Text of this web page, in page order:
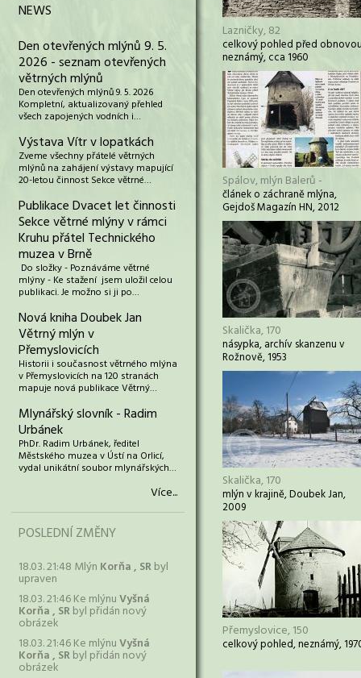
NEWS
Den otevřených mlýnů 9. 5.
2026 - seznam otevřených
větrných mlýnů
Den otevřených mlýnů 9. 5. 2026
Kompletní, aktualizovaný přehled
všech zapojených vodních i…
Výstava Vítr v lopatkách
Zveme všechny přátelé větrných
mlýnů na zahájení výstavy mapující
20-letou činnost Sekce větrné…
Publikace Dvacet let činnosti
Sekce větrné mlýny v rámci
Kruhu přátel Technického
muzea v Brně
Do složky - Poznáváme větrné
mlýny - Ke stažení jsem uložil celou
publikaci. Je možno si ji po…
Nová kniha Doubek Jan
Větrný mlýn v
Přemyslovicích
Historii i současnost větrného mlýna
v Přemyslovicích na 120 stranách
mapuje nová publikace Větrný…
Mlynářský slovník - Radim
Urbánek
PhDr. Radim Urbánek, ředitel
Městského muzea v Ústí na Orlicí,
vydal unikátní soubor mlynářských…
Více...
POSLEDNÍ ZMĚNY
18.03. 21:48 Mlýn Korňa , SRbyl
upraven
18.03. 21:46 Ke mlýnuVyšná
Korňa , SRbyl přidán nový
obrázek
18.03. 21:46 Ke mlýnuVyšná
Korňa , SRbyl přidán nový
obrázek
Lazničky, 82
celkový pohled před
neznámý, cca 1960
Spálov, mlýn Balerů -
článek o záchraně mlýna,
Gejdoš Magazín HN, 2012
Skalička, 170
násypka, archív skanzenu v
Rožnově, 1953
Skalička, 170
mlýn v krajině, Doubek Jan,
2009
Přemyslovice, 150
celkový pohled, neznámý,